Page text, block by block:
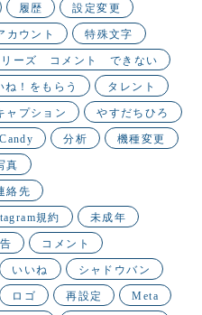
履歴 設定変更
カウント 特殊文字
ーズ コメント できない
ね！をもらう タレント
ャプション やすだちひろ
分析 機種変更
真
絡先
規約 未成年
コメント
いいね シャドウバン
ロゴ 再設定 Meta